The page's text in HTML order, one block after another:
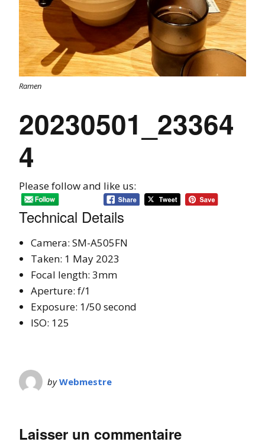
Ramen
20230501_23364
4
Please follow and like us:
Technical Details
Camera: SM-A505FN
Taken: 1 May 2023
Focal length: 3mm
Aperture: f/1
Exposure: 1/50 second
ISO: 125
byWebmestre
Laisser un commentaire